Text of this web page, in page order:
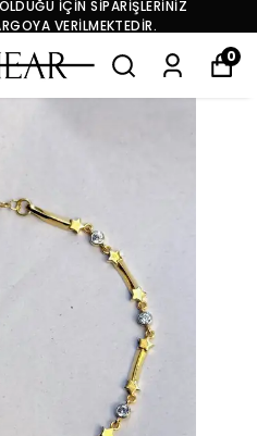
TÜM ÜRÜNLER EL YAPIMI OLDUĞU İÇİN
5-7 İŞ GÜNÜNDE KARGOYA
0